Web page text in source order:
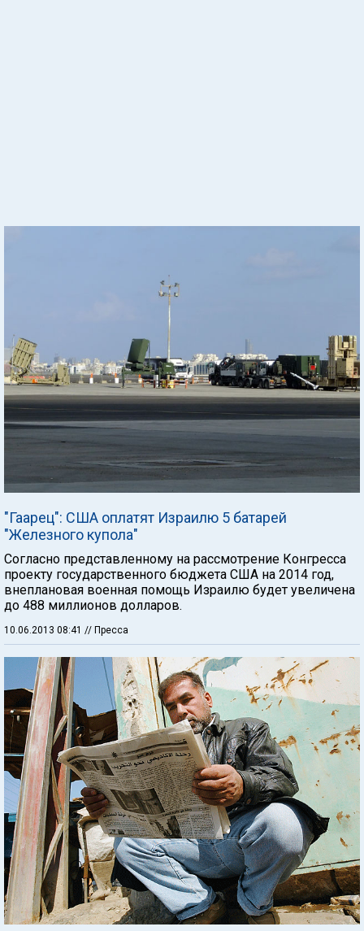
"Гаарец": США оплатят Израилю 5 батарей
"Железного купола"
Согласно представленному на рассмотрение Конгресса
проекту государственного бюджета США на 2014 год,
внеплановая военная помощь Израилю будет увеличена
до 488 миллионов долларов.
10.06.2013 08:41 // Пресса